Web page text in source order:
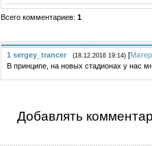
Всего комментариев: 1
1 sergey_trancer (18.12.2016 19:14)[
В принципе, на новых стадионах у нас
Добавлять